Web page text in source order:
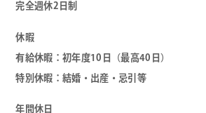
完全週休2日制
休暇
有給休暇：初年度10日（最高40日）
特別休暇：結婚・出産・忌引等
年間休日